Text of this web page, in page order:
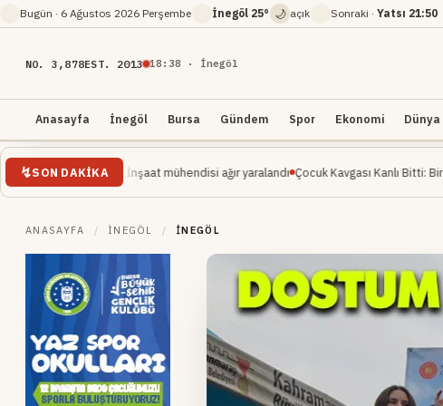
Bugün · 6 Ağustos 2026 Perşembe İnegöl 25° 🌙 açık Sonraki · Yatsı 21:50
NO. 3,878EST. 2013 18 : 38 · İnegöl
Anasayfa İnegöl Bursa Gündem Spor Ekonomi Dünya
SON DAKIKA
İnşaat mühendisi ağır yaralandı Çocuk Kavgası Kanlı Bitti: Bir Ölü, Beş Yaralı
ANASAYFA / İNEGÖL / İNEGÖL